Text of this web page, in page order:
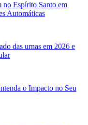
no Espírito Santo em
Automáticas
das urnas em 2026 e
o Impacto no Seu